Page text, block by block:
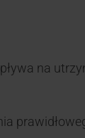
na